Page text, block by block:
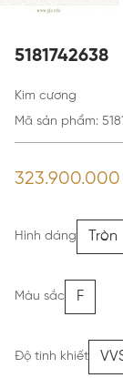
5181742638
Kim cương
Mã sản phẩm:
Hình dáng Tròn
Màu sắc F
Độ tinh khiết